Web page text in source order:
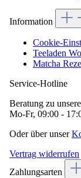
Information
Cookie-
Teeladen
Matcha
Service-Hotline
Beratung zu
Mo-Fr, 09:00 -
Oder über unser
Vertrag widerrufen
Zahlungsarten